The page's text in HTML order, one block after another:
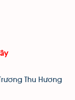
Trương Thu Hương